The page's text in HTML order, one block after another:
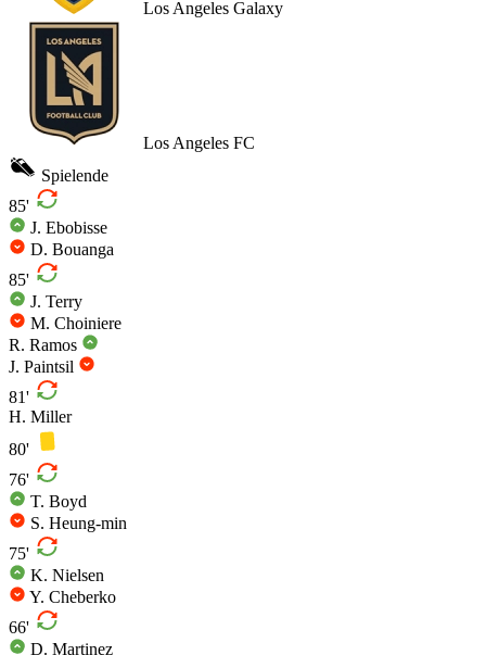
Los Angeles Galaxy
Los Angeles FC
Spielende
85'
J. Ebobisse
D. Bouanga
85'
J. Terry
M. Choiniere
R. Ramos
J. Paintsil
81'
H. Miller
80'
76'
T. Boyd
S. Heung-min
75'
K. Nielsen
Y. Cheberko
66'
D. Martinez